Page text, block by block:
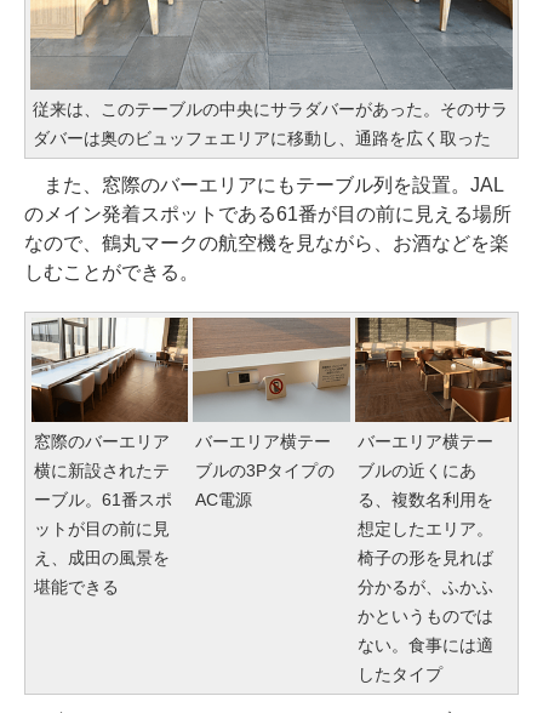
従来は、このテーブルの中央にサラダバーがあった。そのサラ
ダバーは奥のビュッフェエリアに移動し、通路を広く取った
また、窓際のバーエリアにもテーブル列を設置。JAL
のメイン発着スポットである61番が目の前に見える場所
なので、鶴丸マークの航空機を見ながら、お酒などを楽
しむことができる。
窓際のバーエリア
横に新設されたテ
ーブル。61番スポ
ットが目の前に見
え、成田の風景を
堪能できる
バーエリア横テー
ブルの3Pタイプの
AC電源
バーエリア横テー
ブルの近くにあ
る、複数名利用を
想定したエリア。
椅子の形を見れば
分かるが、ふかふ
かというものでは
ない。食事には適
したタイプ